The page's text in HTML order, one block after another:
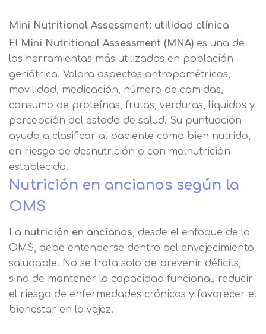
Mini Nutritional Assessment: utilidad clínica
El Mini Nutritional Assessment (MNA) es una de
las herramientas más utilizadas en población
geriátrica. Valora aspectos antropométricos,
movilidad, medicación, número de comidas,
consumo de proteínas, frutas, verduras, líquidos y
percepción del estado de salud. Su puntuación
ayuda a clasificar al paciente como bien nutrido,
en riesgo de desnutrición o con malnutrición
establecida.
Nutrición en ancianos según la
OMS
La nutrición en ancianos, desde el enfoque de la
OMS, debe entenderse dentro del envejecimiento
saludable. No se trata solo de prevenir déficits,
sino de mantener la capacidad funcional, reducir
el riesgo de enfermedades crónicas y favorecer el
bienestar en la vejez.